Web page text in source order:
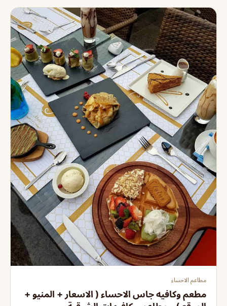
مطاعم الاحساء
مطعم وكافيه جاس ‏الاحساء ( الاسعار + المنيو +